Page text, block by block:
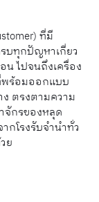
ที่มี
บทุกปัญหาเกี่ยว
ไปจนถึงเครื่อง
พร้อมออกแบบ
ง ตรงตามความ
จักรของหลุด
โรงรับจำนำทั่ว
ย